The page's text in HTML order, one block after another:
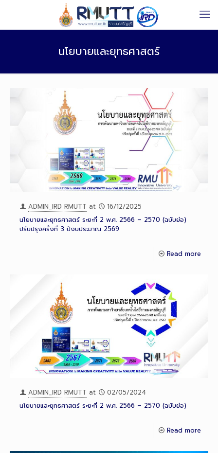
นโยบายและยุทธศาสตร์
ADMIN_IRD RMUTT at
16/12/2025
นโยบายและยุทธศาสตร์ ระยะที่ 2 พ.ศ. 2566 – 2570 (ฉบับย่อ)
ปรับปรุงครั้งที่ 3 ปีงบประมาณ 2569
Read more
ADMIN_IRD RMUTT at
02/05/2024
นโยบายและยุทธศาสตร์ ระยะที่ 2 พ.ศ. 2566 – 2570 (ฉบับย่อ)
Read more